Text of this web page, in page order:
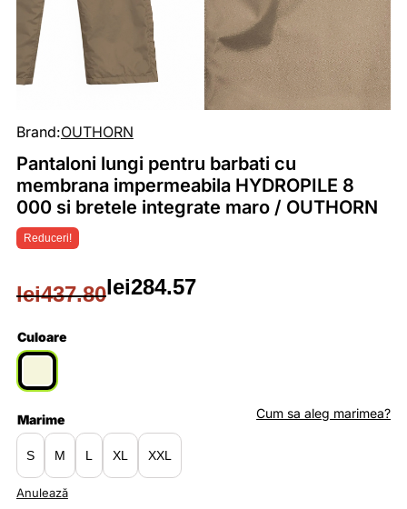
Reduceri!
Brand:OUTHORN
Pantaloni lungi pentru barbati cu
membrana impermeabila HYDROPILE 8
000 si bretele integrate maro / OUTHORN
lei437.80
Prețul
inițial
a
fost:
lei437.80.
lei284.57
Prețul
curent
este:
lei284.57.
Culoare
Marime
XL XXL
S M L
Anulează
Cum sa aleg marimea?